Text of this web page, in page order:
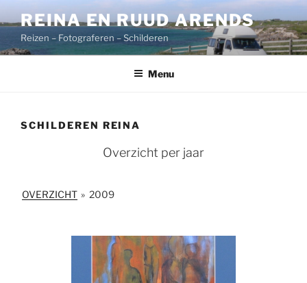
naar
inhoud
REINA EN RUUD ARENDS
Reizen – Fotograferen – Schilderen
Menu
SCHILDEREN REINA
Overzicht per jaar
OVERZICHT » 2009